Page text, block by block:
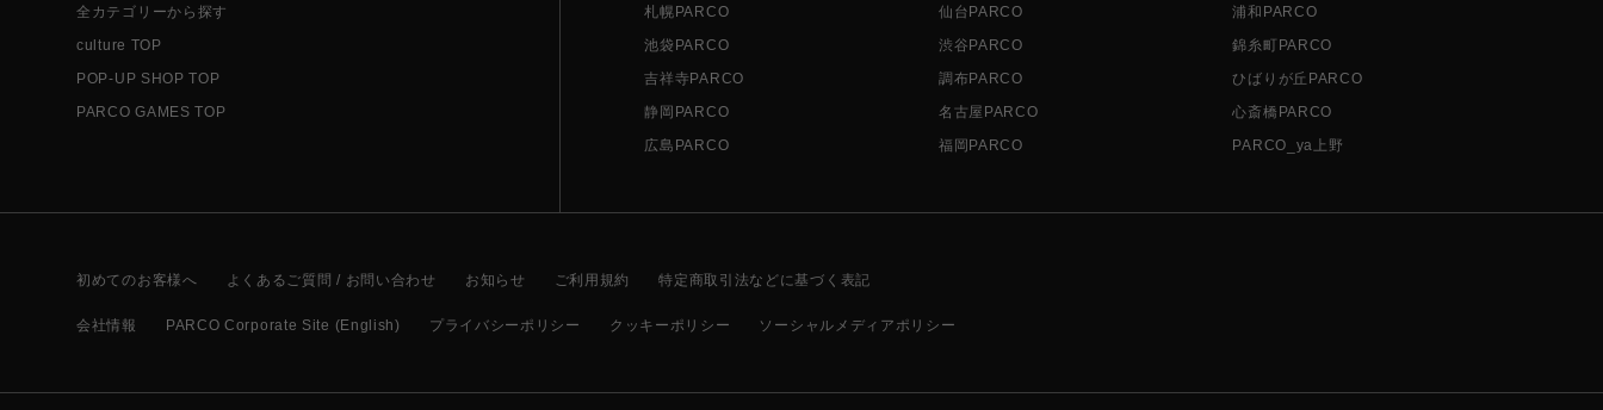
全カテゴリーから探す
culture TOP
POP-UP SHOP TOP
PARCO GAMES TOP
札幌PARCO 仙台PARCO
浦和PARCO
池袋PARCO
渋谷PARCO
錦糸町PARCO
吉祥寺PARCO
調布PARCO
ひばりが丘PARCO
静岡PARCO
名古屋PARCO
心斎橋PARCO
広島PARCO
福岡PARCO PARCO_ya上野
初めてのお客様へ よくあるご質問 / お問い合わせ お知らせ ご利用規約 特定商取引法などに基づく表記
会社情報 PARCO Corporate Site (English) プライバシーポリシー クッキーポリシー ソーシャルメディアポリシー